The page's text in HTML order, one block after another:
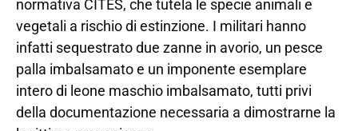
normativa CITES, che tutela le specie animali e
vegetali a rischio di estinzione. I militari hanno
infatti sequestrato due zanne in avorio, un pesce
palla imbalsamato e un imponente esemplare
intero di leone maschio imbalsamato, tutti privi
della documentazione necessaria a dimostrarne la